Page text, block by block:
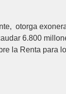
otorga
6.800
la Renta para